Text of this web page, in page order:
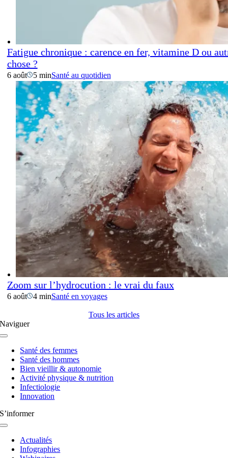
Fatigue chronique : carence en fer, vitamine D ou
chose ?
6 août 5 minSanté au quotidien
Zoom sur l’hydrocution : le vrai du faux
6 août 4 minSanté en voyages
Tous les articles
Naviguer
Navigation
basculeSanté des femmes
Santé des hommes
Bien vieillir & autonomie
Activité physique & nutrition
Infectiologie
Innovation
S’informer
Navigation
basculeActualités
Infographies